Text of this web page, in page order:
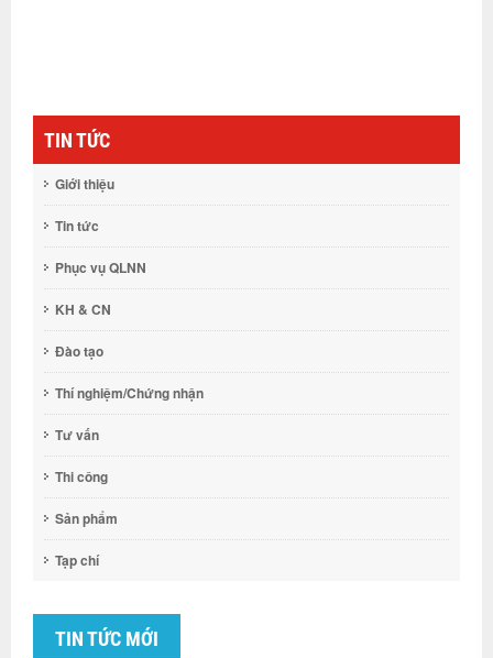
TIN TỨC
Giới thiệu
Tin tức
Phục vụ QLNN
KH & CN
Đào tạo
Thí nghiệm/Chứng nhận
Tư vấn
Thi công
Sản phẩm
Tạp chí
TIN TỨC MỚI